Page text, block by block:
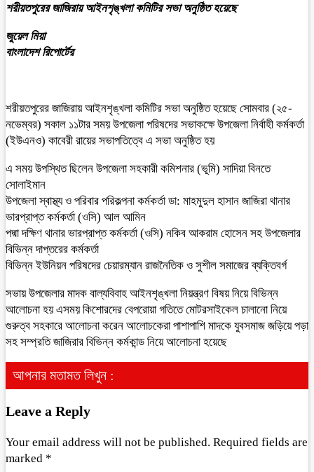
শরীয়তপুরের জাজিরায় আইনশৃঙ্খলা কমিটির সভা অনুষ্ঠিত হয়েছে
জুয়েল মিয়া
বাংলাদেশ রিপোর্টের
শরীয়তপুরের জাজিরায় আইনশৃঙ্খলা কমিটির সভা অনুষ্ঠিত হয়েছে সোমবার (২৫-
নভেম্বর) সকাল ১১টার সময় উপজেলা পরিষদের সভাকক্ষে উপজেলা নির্বাহী কর্মকর্তা
(ইউএনও) কাবেরী রায়ের সভাপতিত্বে এ সভা অনুষ্ঠিত হয়
এ সময় উপস্থিত ছিলেন উপজেলা সহকারী কমিশনার (ভূমি) সাদিয়া বিনতে
সোলাইমান
উপজেলা স্বাস্থ্য ও পরিবার পরিকল্পনা কর্মকর্তা ডা: মাহমুদুল হাসান জাজিরা থানার
ভারপ্রাপ্ত কর্মকর্তা (ওসি) আল আমিন
পদ্মা দক্ষিণ থানার ভারপ্রাপ্ত কর্মকর্তা (ওসি) নকিব আকরাম হোসেন সহ উপজেলার
বিভিন্ন দাপ্তরের কর্মকর্তা
বিভিন্ন ইউনিয়ন পরিষদের চেয়ারম্যান রাজনৈতিক ও সুশীল সমাজের ব্যক্তিবর্গ
সভায় উপজেলার মাদক বাল্যবিবাহ আইনশৃঙ্খলা নিয়ন্ত্রণ বিষয় নিয়ে বিভিন্ন
আলোচনা হয় এসময় কিশোরদের বেপরোয়া গতিতে মোটরসাইকেল চালানো নিয়ে
গুরুত্ব সহকারে আলোচনা করেন আলোচকেরা পাশাপাশি মাদকে যুবসমাজ জড়িয়ে পড়া
সহ সম্প্রতি জাজিরার বিভিন্ন কর্মকান্ড নিয়ে আলোচনা হয়েছে
আপনার মতামত লিখুন :
Leave a Reply
Your email address will not be published. Required fields are
marked *